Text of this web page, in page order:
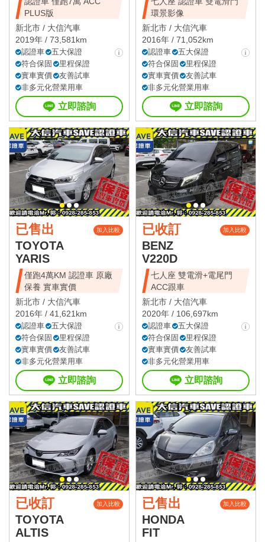
PLUS版
新北市 / 大信汽車
2019年 / 73,581km
認證車
五大保證
符合保固
里程保證
實車實價
友善試車
非多元化營業用車
立即諮詢
環景影像
新北市 / 大信汽車
2016年 / 71,052km
認證車
五大保證
符合保固
里程保證
實車實價
友善試車
非多元化營業用車
立即諮詢
已售出 加入比較
TOYOTA
YARIS
僅跑4萬KM 認證車 原廠
保養 實車實價
新北市 / 大信汽車
2016年 / 41,621km
認證車
五大保證
符合保固
里程保證
實車實價
友善試車
非多元化營業用車
立即諮詢
已收訂 加入比較
BENZ
V220D
七人座 雙電滑+電尾門
ACC跟車
新北市 / 大信汽車
2020年 / 106,697km
認證車
五大保證
符合保固
里程保證
實車實價
友善試車
非多元化營業用車
立即諮詢
已收訂 加入比較
TOYOTA
ALTIS
已售出 加入比較
HONDA
FIT